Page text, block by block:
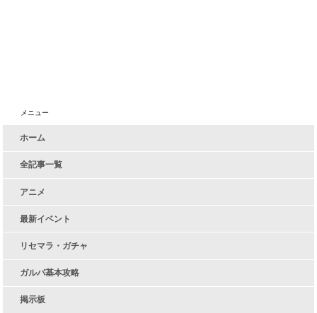
メニュー
ホーム
全記事一覧
アニメ
最新イベント
リセマラ・ガチャ
ガルパ基本攻略
掲示板